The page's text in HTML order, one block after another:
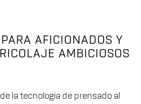
AFICIONADOS Y
AMBICIOSOS
la tecnología de prensado al